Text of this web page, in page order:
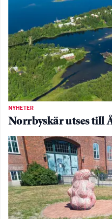
NYHETER
Norrbyskär utses till